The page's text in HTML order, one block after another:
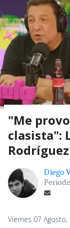
"Me
clasista":
Diego
Viernes 07